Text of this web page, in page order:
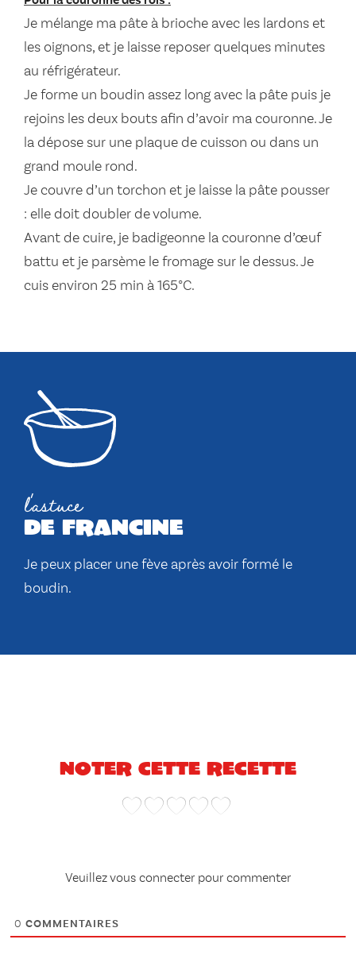
Je mélange ma pâte à brioche avec les lardons et
les oignons, et je laisse reposer quelques minutes
au réfrigérateur.
Je forme un boudin assez long avec la pâte puis je
rejoins les deux bouts afin d’avoir ma couronne. Je
la dépose sur une plaque de cuisson ou dans un
grand moule rond.
Je couvre d’un torchon et je laisse la pâte pousser
: elle doit doubler de volume.
Avant de cuire, je badigeonne la couronne d’œuf
battu et je parsème le fromage sur le dessus. Je
cuis environ 25 min à 165°C.
l'astuce
de francine
Je peux placer une fève après avoir formé le
boudin.
Noter cette recette
Veuillez vous connecter pour commenter
0 COMMENTAIRES